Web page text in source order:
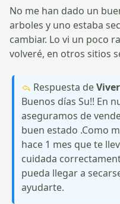
No me han dado un
arboles y uno estaba
cambiar. Lo vi un poco
volveré, en otros sitios
Respuesta de
Buenos días Su!! En
aseguramos de
buen estado .Como
hace 1 mes que te
cuidada
pueda llegar a
ayudarte.